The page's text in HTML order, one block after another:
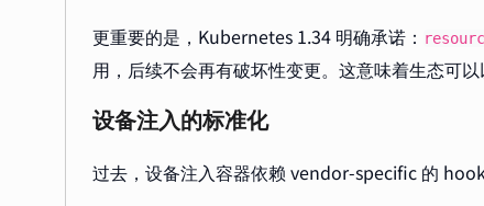
更重要的是，Kubernetes 1.34 明确承诺：
用，后续不会再有破坏性变更。这意味着生态可
设备注入的标准化
过去，设备注入容器依赖 vendor-specific 的